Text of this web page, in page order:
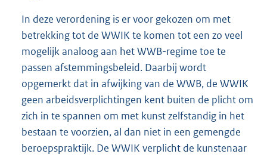
In deze verordening is er voor gekozen om met
betrekking tot de WWIK te komen tot een zo veel
mogelijk analoog aan het WWB-regime toe te
passen afstemmingsbeleid. Daarbij wordt
opgemerkt dat in afwijking van de WWB, de WWIK
geen arbeidsverplichtingen kent buiten de plicht om
zich in te spannen om met kunst zelfstandig in het
bestaan te voorzien, al dan niet in een gemengde
beroepspraktijk. De WWIK verplicht de kunstenaar